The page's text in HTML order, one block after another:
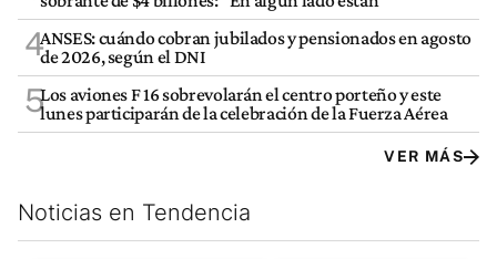
4ANSES: cuándo cobran jubilados y pensionados en agosto
de 2026, según el DNI
5Los aviones F 16 sobrevolarán el centro porteño y este
lunes participarán de la celebración de la Fuerza Aérea
VER MÁS
Noticias en Tendencia
Este listado muestra los artículos con más comentarios en los